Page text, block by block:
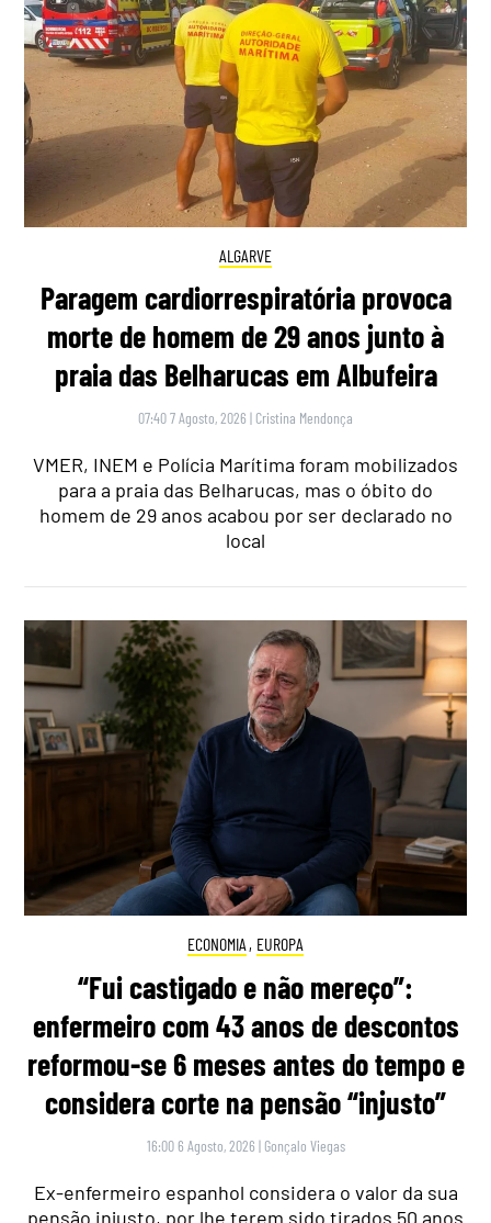
ALGARVE
Paragem cardiorrespiratória provoca
morte de homem de 29 anos junto à
praia das Belharucas em Albufeira
07:40 7 Agosto, 2026 | Cristina Mendonça
VMER, INEM e Polícia Marítima foram mobilizados
para a praia das Belharucas, mas o óbito do
homem de 29 anos acabou por ser declarado no
local
ECONOMIA , EUROPA
“Fui castigado e não mereço”:
enfermeiro com 43 anos de descontos
reformou-se 6 meses antes do tempo e
considera corte na pensão “injusto”
16:00 6 Agosto, 2026 | Gonçalo Viegas
Ex-enfermeiro espanhol considera o valor da sua
pensão injusto, por lhe terem sido tirados 50 anos